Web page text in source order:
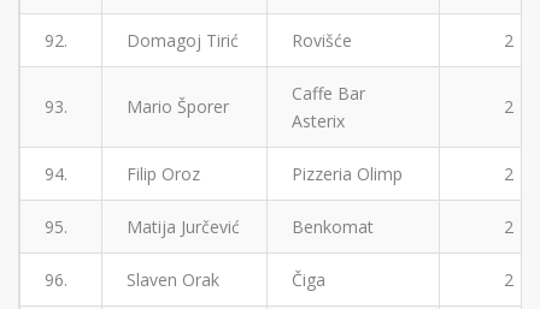
92. Domagoj Tirić Rovišće 2
93. Mario Šporer
Caffe Bar
Asterix
2
94. Filip Oroz Pizzeria Olimp 2
95. Matija Jurčević Benkomat 2
96. Slaven Orak Čiga 2